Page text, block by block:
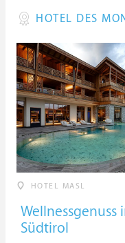
HOTEL DES
HOTEL MASL
Wellnessgenuss
Südtirol